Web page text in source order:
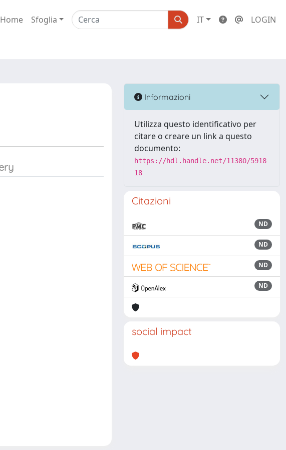
Home Sfoglia IT LOGIN
Informazioni
Utilizza questo identificativo per
citare o creare un link a questo
documento:
https://hdl.handle.net/11380/5918
18
Citazioni
ND
ND
ND
ND
social impact